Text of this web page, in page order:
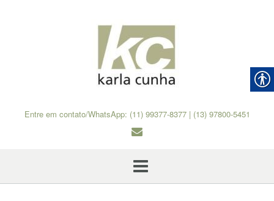
Entre em contato/WhatsApp: (11) 99377-8377 | (13) 97800-5451